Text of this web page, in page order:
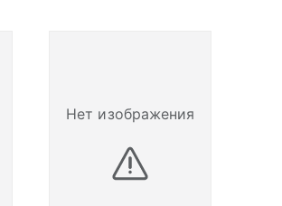
Нет изображения